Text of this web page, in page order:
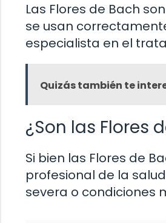
Las Flores de Bach
se usan
especialista en el
Quizás también te
¿Son las Flores
Si bien las Flores de
profesional de la
severa o condiciones